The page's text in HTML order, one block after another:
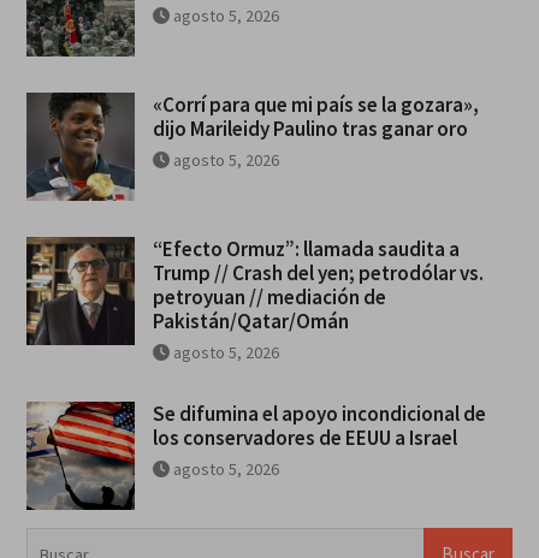
agosto 5, 2026
«Corrí para que mi país se la gozara»,
dijo Marileidy Paulino tras ganar oro
agosto 5, 2026
“Efecto Ormuz”: llamada saudita a
Trump // Crash del yen; petrodólar vs.
petroyuan // mediación de
Pakistán/Qatar/Omán
agosto 5, 2026
Se difumina el apoyo incondicional de
los conservadores de EEUU a Israel
agosto 5, 2026